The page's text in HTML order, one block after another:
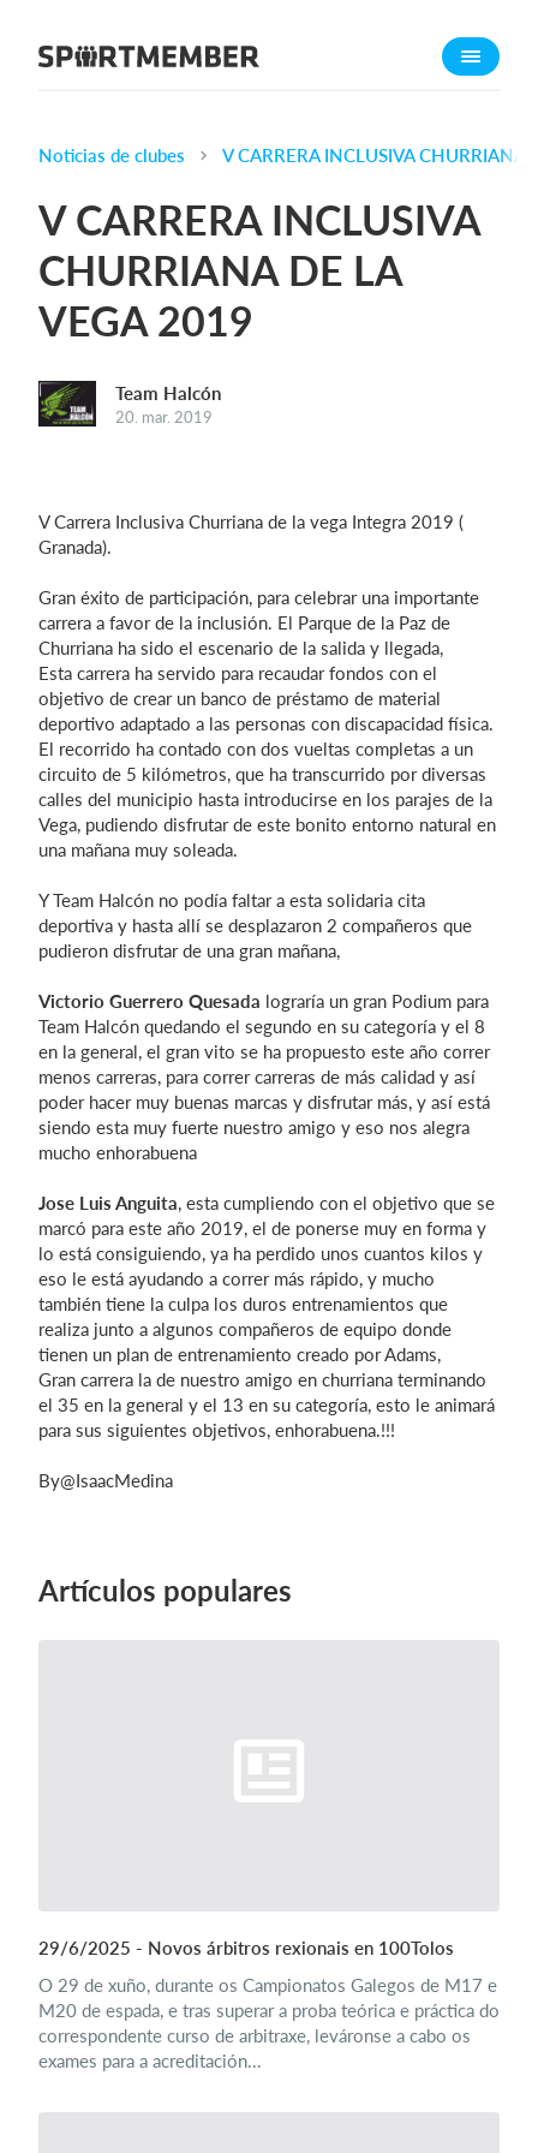
Acerca de SportMember
Funciones
Calendario
Gestión de pagos
App móvil
Tienda Online
Español
Iniciar sesión
Noticias de clubes V CARRERA INCLUSIVA CHURRIANA
V CARRERA INCLUSIVA
CHURRIANA DE LA
VEGA 2019
Team Halcón
20. mar. 2019
V Carrera Inclusiva Churriana de la vega Integra 2019 (
Granada).
Gran éxito de participación, para celebrar una importante
carrera a favor de la inclusión. El Parque de la Paz de
Churriana ha sido el escenario de la salida y llegada,
Esta carrera ha servido para recaudar fondos con el
objetivo de crear un banco de préstamo de material
deportivo adaptado a las personas con discapacidad física.
El recorrido ha contado con dos vueltas completas a un
circuito de 5 kilómetros, que ha transcurrido por diversas
calles del municipio hasta introducirse en los parajes de la
Vega, pudiendo disfrutar de este bonito entorno natural en
una mañana muy soleada.
Y Team Halcón no podía faltar a esta solidaria cita
deportiva y hasta allí se desplazaron 2 compañeros que
pudieron disfrutar de una gran mañana,
Victorio Guerrero Quesada lograría un gran Podium para
Team Halcón quedando el segundo en su categoría y el 8
en la general, el gran vito se ha propuesto este año correr
menos carreras, para correr carreras de más calidad y así
poder hacer muy buenas marcas y disfrutar más, y así está
siendo esta muy fuerte nuestro amigo y eso nos alegra
mucho enhorabuena
Jose Luis Anguita, esta cumpliendo con el objetivo que se
marcó para este año 2019, el de ponerse muy en forma y
lo está consiguiendo, ya ha perdido unos cuantos kilos y
eso le está ayudando a correr más rápido, y mucho
también tiene la culpa los duros entrenamientos que
realiza junto a algunos compañeros de equipo donde
tienen un plan de entrenamiento creado por Adams,
Gran carrera la de nuestro amigo en churriana terminando
el 35 en la general y el 13 en su categoría, esto le animará
para sus siguientes objetivos, enhorabuena.!!!
By@IsaacMedina
Artículos populares
29/6/2025 - Novos árbitros rexionais en 100Tolos
O 29 de xuño, durante os Campionatos Galegos de M17 e
M20 de espada, e tras superar a proba teórica e práctica do
correspondente curso de arbitraxe, leváronse a cabo os
exames para a acreditación...